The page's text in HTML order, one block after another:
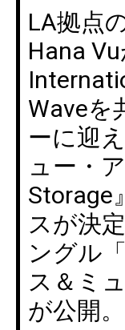
LA拠点
Hana
Waveを
ーに迎
ュー・
Storage
スが決
ングル
ス＆ミ
が公開。